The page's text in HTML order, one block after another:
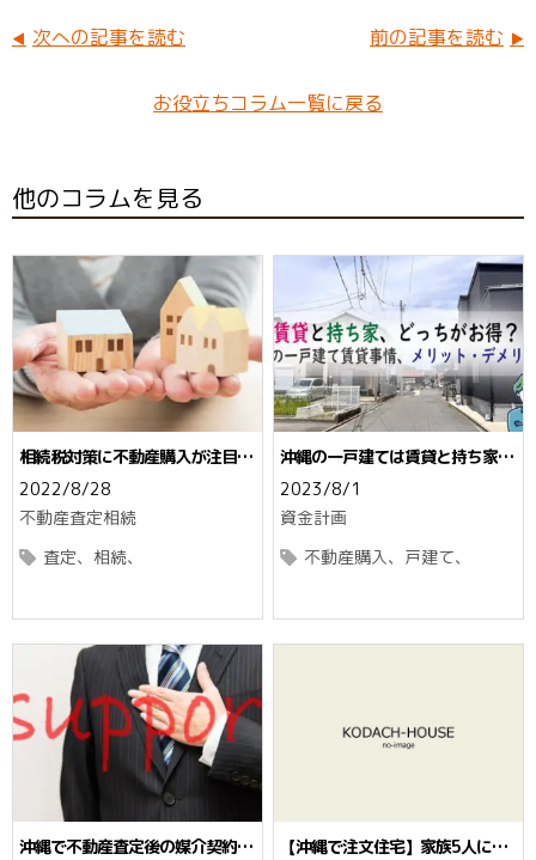
k
次への記事を読む 前の記事を読む
お役立ちコラム一覧に戻る
他のコラムを見る
相続税対策に不動産購入が注目さ
れるのはなぜ？納得できる3つの
理由
2022/8/28
不動産査定相続
査定
相続
沖縄の一戸建ては賃貸と持ち家ど
ちらがお得？メリットデメリット
を比較
2023/8/1
資金計画
不動産購入
戸建て
沖縄で不動産査定後の媒介契約☆
【沖縄で注文住宅】家族5人に適